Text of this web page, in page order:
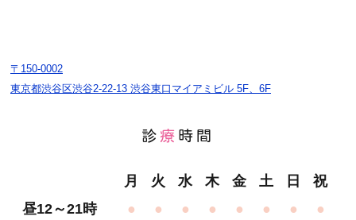
〒150-0002
東京都渋谷区渋谷2-22-13 渋谷東口マイアミビル 5F、6F
診 療 時間
月 火 水 木 金 土 日
祝
昼12～21時
● ● ● ● ● ● ● ●